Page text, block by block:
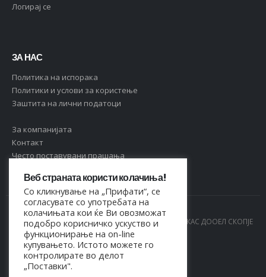
Логирај се
ЗА НАС
Политика на испорака
Политики и услови за користење
Заштита на лични податоци
За компанијата
Контакт
Често поставувани прашања
© Copyright 2021. Сите права се задржани од МАРКАС ДООЕЛ СКОПЈЕ
- 4044021518150
Веб страната користи колачиња!
Со кликнување на „Прифати“, се
согласувате со употребата на
колачињата кои ќе Ви овозможат
подобро корисничко ускуство и
функционирање на on-line
купувањето. Истото можете го
контролирате во делот
„Поставки".